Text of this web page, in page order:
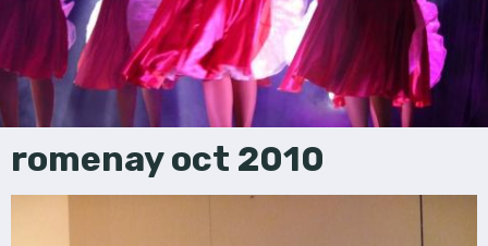
romenay oct 2010